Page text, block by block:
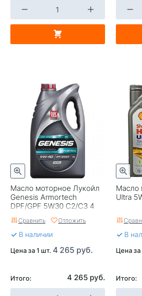
Масло моторное Лукойл
Genesis Armortech
DPF/GPF 5W30 C2/C3 4
Сравнить Отложить
В наличии
Цена за 1 шт. 4 265 руб.
Итого: 4 265 руб.
Масло
Ultra
В
Цена за
Итого: